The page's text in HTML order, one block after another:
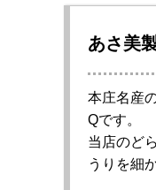
あさ美
本庄名産
Qです。
当店のど
うりを細